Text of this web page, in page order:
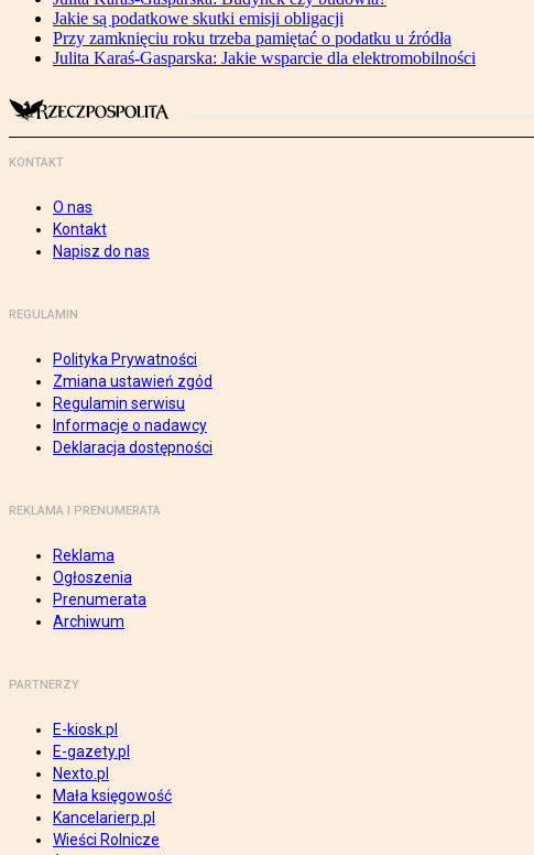
Jakie są podatkowe skutki emisji obligacji
Przy zamknięciu roku trzeba pamiętać o podatku u źródła
Julita Karaś-Gasparska: Jakie wsparcie dla elektromobilności
KONTAKT
O nas
Kontakt
Napisz do nas
REGULAMIN
Polityka Prywatności
Zmiana ustawień zgód
Regulamin serwisu
Informacje o nadawcy
Deklaracja dostępności
REKLAMA I PRENUMERATA
Reklama
Ogłoszenia
Prenumerata
Archiwum
PARTNERZY
E-kiosk.pl
E-gazety.pl
Nexto.pl
Mała księgowość
Kancelarierp.pl
Wieści Rolnicze